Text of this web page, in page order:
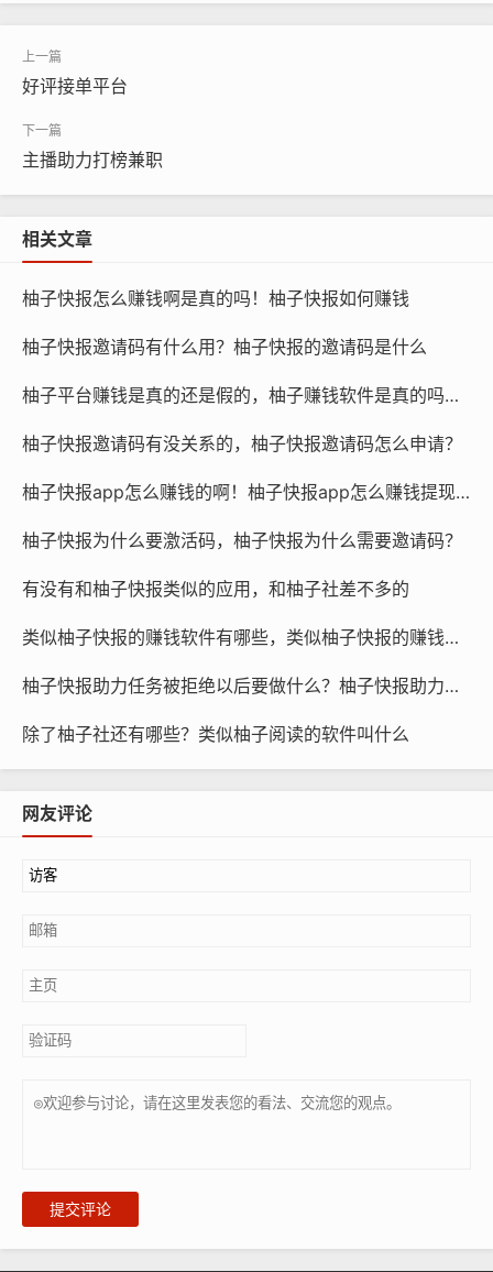
好评接单平台
主播助力打榜兼职
相关文章
柚子快报怎么赚钱啊是真的吗！柚子快报如何赚钱
柚子快报邀请码有什么用？柚子快报的邀请码是什么
柚子平台赚钱是真的还是假的，柚子赚钱软件是真的吗还是假的？
柚子快报邀请码有没关系的，柚子快报邀请码怎么申请？
柚子快报app怎么赚钱的啊！柚子快报app怎么赚钱提现到微信
柚子快报为什么要激活码，柚子快报为什么需要邀请码？
有没有和柚子快报类似的应用，和柚子社差不多的
类似柚子快报的赚钱软件有哪些，类似柚子快报的赚钱软件是真的吗
柚子快报助力任务被拒绝以后要做什么？柚子快报助力的昵称是什么
除了柚子社还有哪些？类似柚子阅读的软件叫什么
网友评论
提交评论